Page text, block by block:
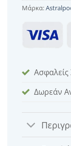
Μάρκα:
Δωρεάν